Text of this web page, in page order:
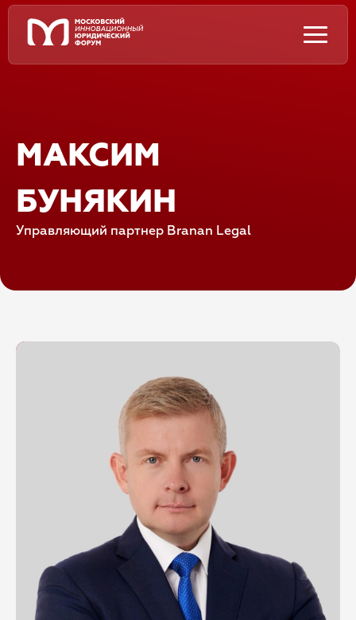
МАКСИМ
БУНЯКИН
Управляющий партнер Branan Legal